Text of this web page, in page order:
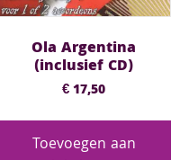
Ola Argentina
(inclusief CD)
€17,50
Toevoegen aan